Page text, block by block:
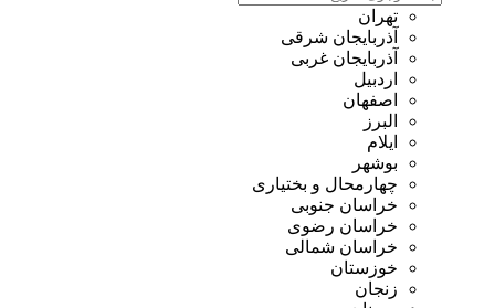
تهران
آذربایجان شرقی
آذربایجان غربی
اردبیل
اصفهان
البرز
ایلام
بوشهر
چهارمحال و بختیاری
خراسان جنوبی
خراسان رضوی
خراسان شمالی
خوزستان
زنجان